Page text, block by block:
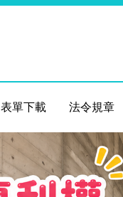
表單下載 法令規章